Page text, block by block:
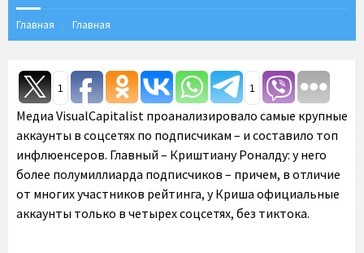
Главная Главная
1 1
Медиа VisualCapitalist проанализировало самые крупные
аккаунты в соцсетях по подписчикам – и составило топ
инфлюенсеров. Главный – Криштиану Роналду: у него
более полумиллиарда подписчиков – причем, в отличие
от многих участников рейтинга, у Криша официальные
аккаунты только в четырех соцсетях, без тиктока.